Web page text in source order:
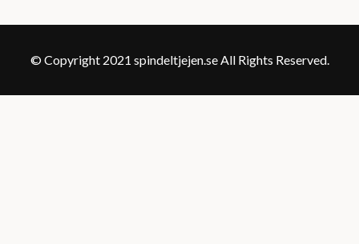
© Copyright 2021 spindeltjejen.se All Rights Reserved.